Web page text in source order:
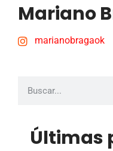
Mariano
marianobragaok
Últimas